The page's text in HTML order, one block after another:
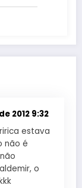
9,5
2012 9:32
estava
não é
o